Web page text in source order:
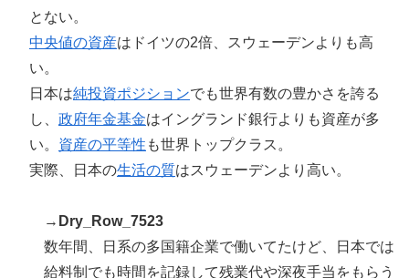
▶ 海外「蘇生した母親は翌日には母乳をあげていた。で、
次の患者に顔面を殴られた」医師たちが語る忘れられな
とない。
中央値の資産はドイツの2倍、スウェーデンよりも高
い。
日本は純投資ポジションでも世界有数の豊かさを誇る
し、 政府年金基金はイングランド銀行よりも資産が多
い。 資産の平等性 も世界トップクラス。
実際、日本の生活の質はスウェーデンより高い。
→ Dry_Row_7523
数年間、日系の多国籍企業で働いてたけど、日本では
給料制でも時間を記録して残業代や深夜手当をもらう